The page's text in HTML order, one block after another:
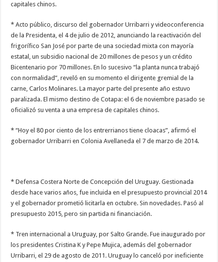
capitales chinos.
* Acto público, discurso del gobernador Urribarri y videoconferencia
de la Presidenta, el 4 de julio de 2012, anunciando la reactivación del
frigorífico San José por parte de una sociedad mixta con mayoría
estatal, un subsidio nacional de 20 millones de pesos y un crédito
Bicentenario por 70 millones. En lo sucesivo “la planta nunca trabajó
con normalidad”, reveló en su momento el dirigente gremial de la
carne, Carlos Molinares. La mayor parte del presente año estuvo
paralizada. El mismo destino de Cotapa: el 6 de noviembre pasado se
oficializó su venta a una empresa de capitales chinos.
* “Hoy el 80 por ciento de los entrerrianos tiene cloacas”, afirmó el
gobernador Urribarri en Colonia Avellaneda el 7 de marzo de 2014.
* Defensa Costera Norte de Concepción del Uruguay. Gestionada
desde hace varios años, fue incluida en el presupuesto provincial 2014
y el gobernador prometió licitarla en octubre. Sin novedades. Pasó al
presupuesto 2015, pero sin partida ni financiación.
* Tren internacional a Uruguay, por Salto Grande. Fue inaugurado por
los presidentes Cristina K y Pepe Mujica, además del gobernador
Urribarri, el 29 de agosto de 2011. Uruguay lo canceló por ineficiente